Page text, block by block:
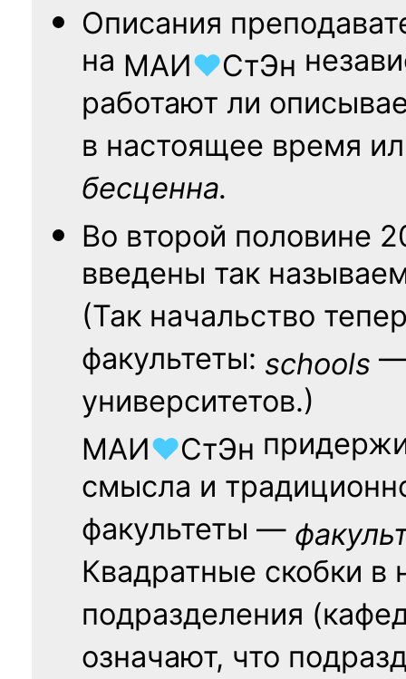
Описания
на МАИ♥СтЭн
работают ли
в настоящее время
бесценна.
Во второй половине
введены так
(Так начальство
факультеты: schools —
университетов.)
МАИ♥СтЭн
смысла и
факультеты —
Квадратные скобки в
подразделения
означают, что